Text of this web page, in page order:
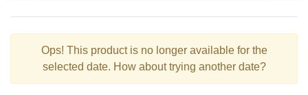
Ops! This product is no longer available for the
selected date. How about trying another date?